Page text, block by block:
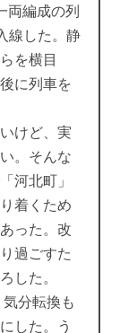
両編成の列
線した。静
を横目
に列車を
けど、実
。そんな
河北町」
着くため
った。改
過ごすた
した。
分転換も
した。う